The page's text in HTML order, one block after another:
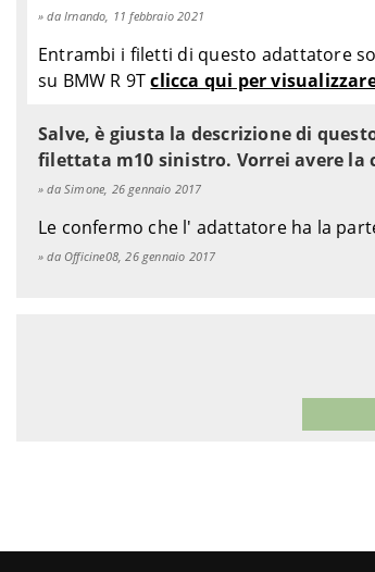
da Irnando, 11 febbraio 2021
Entrambi i filetti di questo adattatore
su BMW R 9Tclicca qui per
Salve, è giusta la descrizione di
filettata m10 sinistro. Vorrei avere la
da Simone, 26 gennaio 2017
Le confermo che l' adattatore ha la
da Officine08, 26 gennaio 2017